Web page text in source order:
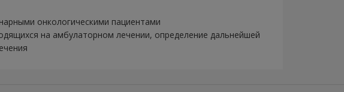
онкологическими пациентами
на амбулаторном лечении, определение дальнейшей